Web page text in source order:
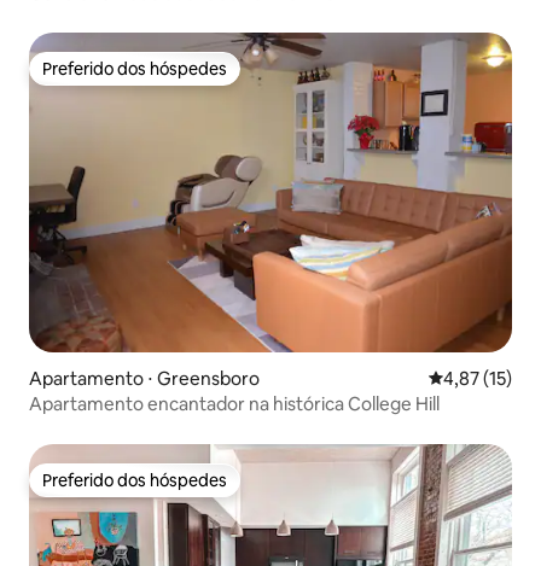
Preferido dos hóspedes
Preferido dos hóspedes
Apartamento ⋅ Greensboro 4,87 de uma
4,87 (15)
Apartamento encantador na histórica College Hill
Preferido dos hóspedes
Preferido dos hóspedes